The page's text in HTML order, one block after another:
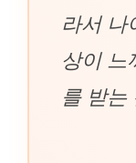
라서 나
상이 느
를 받는